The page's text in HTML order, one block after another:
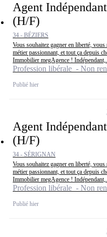
Agent
(H/F)
34 - BÉZIERS
Vous souhaitez gagner en liberté,
métier passionnant, et tout ça depuis
Immobilier megAgence !
Profession libérale - Non
Publié hier
Agent
(H/F)
34 - SÉRIGNAN
Vous souhaitez gagner en liberté,
métier passionnant, et tout ça depuis
Immobilier megAgence !
Profession libérale - Non
Publié hier